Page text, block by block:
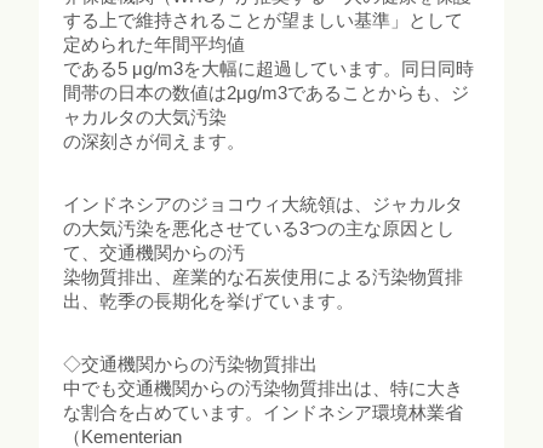
する上で維持されることが望ましい基準」として
定められた年間平均値
である5 μg/m3を大幅に超過しています。同日同時
間帯の日本の数値は2μg/m3であることからも、ジ
ャカルタの大気汚染
の深刻さが伺えます。
インドネシアのジョコウィ大統領は、ジャカルタ
の大気汚染を悪化させている3つの主な原因とし
て、交通機関からの汚
染物質排出、産業的な石炭使用による汚染物質排
出、乾季の長期化を挙げています。
◇交通機関からの汚染物質排出
中でも交通機関からの汚染物質排出は、特に大き
な割合を占めています。インドネシア環境林業省
（Kementerian